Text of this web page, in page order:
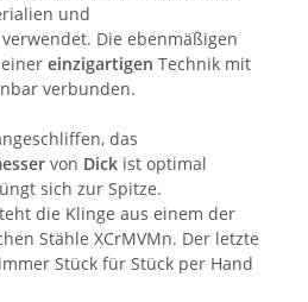
und
Die ebenmäßigen
einzigartigen Technik mit
verbunden.
das
von Dick ist optimal
sich zur Spitze.
die Klinge aus einem der
Stähle XCrMVMn. Der letzte
Stück für Stück per Hand